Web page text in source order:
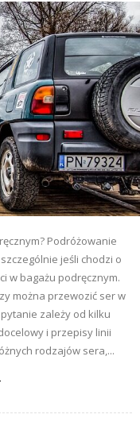
Podróżowanie
jeśli chodzi o
w bagażu podręcznym.
można przewozić ser w
zależy od kilku
i przepisy linii
rodzajów sera,...